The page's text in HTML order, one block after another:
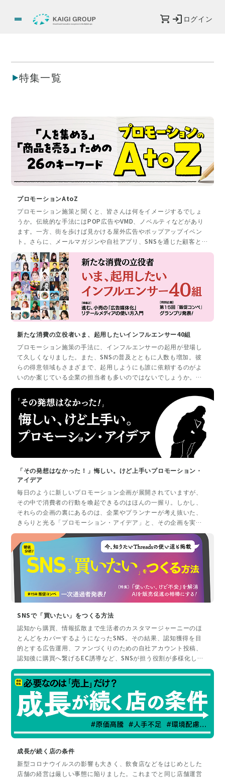
ログイン
特集一覧
プロモーションAtoZ
プロモーション施策と聞くと、皆さんは何をイメージするでしょ
うか。伝統的な手法にはPOP広告やVMD、ノベルティなどがあり
ます。一方、街を歩けば見かける屋外広告やポップアップイベン
ト。さらに、メールマガジンや自社アプリ、SNSを通じた顧客と
のコミュニケーションもプロモーションの一環です。最近では、
バーチャルやAIといった革新的な技術も活用され、プロモーショ
ンの選択肢はますます多様化しています。これらはプロモーショ
ン担当者が戦略を立てる際の候補として検討すべき手法の一部に
過ぎません。さらに、施策の成功にはKGI・KPIの設定が不可欠で
す。成果を測定し、戦略を最適化するためのデータと指標を確立
しなければなりません。社会の状況に合わせた柔軟性とアプロー
チが求められ、成功に向けて意識すべきポイントは日々増加して
います。本特集では、広範な業務領域を持つプロモーション担当
Zまで26個に厳選。「人を引き寄せる」ための戦術や、「商品を
売る」ためのナレッジとテクニックの数々をご紹介します。
新たな消費の立役者いま、起用したいインフルエンサー40組
プロモーション施策の手法に、インフルエンサーの起用が登場し
て久しくなりました。また、SNSの普及とともに人数も増加。彼
らの得意領域もさまざまで、起用しようにも誰に依頼するのがよ
いのか案じている企業の担当者も多いのではないでしょうか。本
特集では、今や消費をうながす立役者になったインフルエンサー
の存在に着目。起用時の注意点やインフルエンサーの力を最大限
引き出す方法を解説します。そして、いま起用すべきインフルエ
ンサー40組を紹介。ブランドに合ったインフルエンサーを見つけ
るためのガイドブックとしてアンケートも掲載します。
「その発想はなかった！」悔しい。けど上手いプロモーション・
アイデア
毎日のように新しいプロモーション企画が展開されていますが、
その中で消費者の行動を喚起できるのはほんの一握り。しかし、
それらの企画の裏にあるのは、企業やプランナーが考え抜いた、
きらりと光る「プロモーション・アイデア」と、その企画を実現
させられる推進力なのではないでしょうか。本特集では、思わず
「その発想はなかった！」と言いたくなる、秀逸なプロモーショ
ン企画を紹介。アイデア発想から実現までの過程を事例ごとに振
り返り、消費者の行動を喚起する、今までにないブランドの見せ
方ができた理由を探ります。
SNSで「買いたい」をつくる方法
認知から購買、情報拡散まで生活者のカスタマージャーニーのほ
とんどをカバーするようになったSNS。その結果、認知獲得を目
的とする広告運用、ファンづくりのための自社アカウント投稿、
認知後に購買へ繋げるEC誘導など、SNSが担う役割が多様化しま
した。それに伴って生活者がSNSで購買意欲を掻き立てられるポ
イントも複雑性を増しているのではないでしょうか。本特集で
は、「情報接点」であり「モノを買う場所」としても機能を持つ
ようになったSNSにおいて、今の消費者にとっての「買いたい」
をつくる方法を解説します。
成長が続く店の条件
新型コロナウイルスの影響も大きく、飲食店などをはじめとした
店舗の経営は厳しい事態に陥りました。これまでと同じ店舗運営